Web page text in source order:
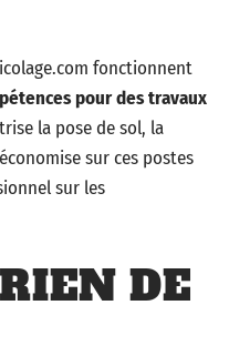
fonctionnent
pour des travaux
la pose de sol, la
sur ces postes
sur les
DE